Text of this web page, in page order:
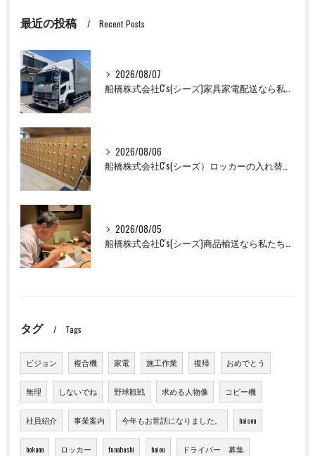
最近の投稿 Recent Posts
2026/08/07
船橋株式会社C's(シーズ)家具家電配送なら私たちにお任せください！
2026/08/06
船橋株式会社C's(シーズ）ロッカーの入れ替え作業も全国対応お任せ下さい！
2026/08/05
船橋株式会社C's(シーズ)商品輸送なら私たちにお任せください！お取引先様との交流を深めました！
タグ Tags
ビジョン 複合機 家電 施工作業 復帰 おめでとう
無理 しないでね 野球観戦 求める人物像 コピー機
社員紹介 事業案内 今年もお世話になりました。 haisou
hokann ロッカー funabashi haiou ドライバー 募集